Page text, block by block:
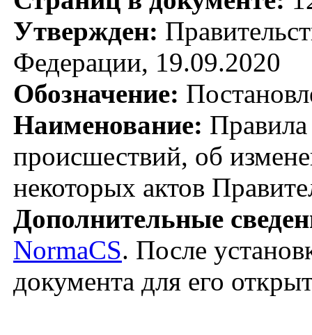
Утвержден:
Федерации, 19.09.2020
Обозначение:
Наименование:
происшествий, об
некоторых актов
Дополнительные
NormaCS. После
документа для его